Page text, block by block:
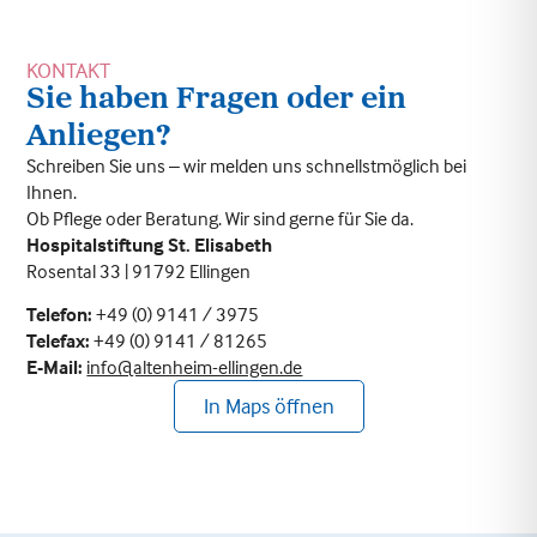
KONTAKT
Sie haben Fragen oder ein
Anliegen?
Schreiben Sie uns – wir melden uns schnellstmöglich bei
Ihnen.
Ob Pflege oder Beratung. Wir sind gerne für Sie da.
Hospitalstiftung St. Elisabeth
Rosental 33 | 91792 Ellingen
Telefon: +49 (0) 9141 / 3975
Telefax: +49 (0) 9141 / 81265
E-Mail: info@altenheim-ellingen.de
In Maps öffnen